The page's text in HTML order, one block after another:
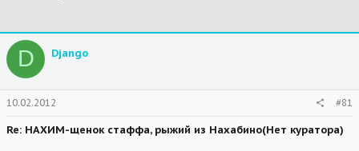
D Djangо
10.02.2012 #81
Re: НАХИМ-щенок стаффа, рыжий из Нахабино(Нет куратора)